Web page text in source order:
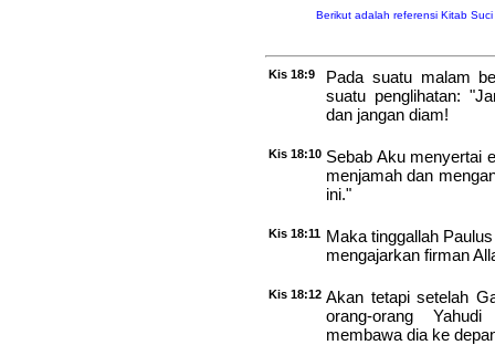
Berikut adalah referensi Kitab
Kis 18:9
Pada suatu malam
suatu penglihatan:
dan jangan diam!
Kis 18:10 Sebab Aku menyertai
menjamah dan
ini."
Kis 18:11 Maka tinggallah
mengajarkan firman
Kis 18:12 Akan tetapi setelah
orang-orang
membawa dia ke